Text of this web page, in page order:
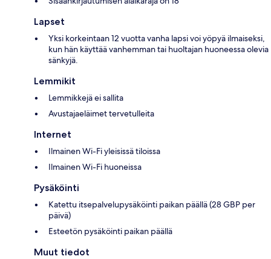
Lapset
Yksi korkeintaan 12 vuotta vanha lapsi voi yöpyä ilmaiseksi,
kun hän käyttää vanhemman tai huoltajan huoneessa olevia
sänkyjä.
Lemmikit
Lemmikkejä ei sallita
Avustajaeläimet tervetulleita
Internet
Ilmainen Wi-Fi yleisissä tiloissa
Ilmainen Wi-Fi huoneissa
Pysäköinti
Katettu itsepalvelupysäköinti paikan päällä (28 GBP per
päivä)
Esteetön pysäköinti paikan päällä
Muut tiedot